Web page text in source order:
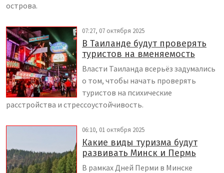
острова.
07:27, 07 октября 2025
В Таиланде будут проверять
туристов на вменяемость
Власти Таиланда всерьёз задумались
о том, чтобы начать проверять
туристов на психические
расстройства и стрессоустойчивость.
06:10, 01 октября 2025
Какие виды туризма будут
развивать Минск и Пермь
В рамках Дней Перми в Минске